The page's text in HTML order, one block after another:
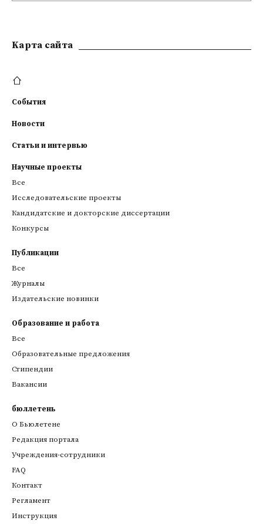
Kарта сайта
События
Новости
Статьи и интервью
Научные проекты
Все
Исследовательские проекты
Кандидатские и докторские диссертации
Конкурсы
Публикации
Все
Журналы
Издательские новинки
Образование и работа
Все
Образовательные предложения
Стипендии
Вакансии
бюллетень
О Бьюлетене
Редакция портала
Учреждения-сотрудники
FAQ
Контакт
Регламент
Инструкция